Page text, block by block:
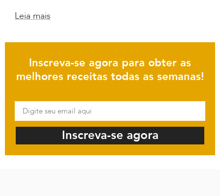
Leia mais
Inscreva-se agora para obter as
melhores receitas todas as semanas!
Inscreva-se agora